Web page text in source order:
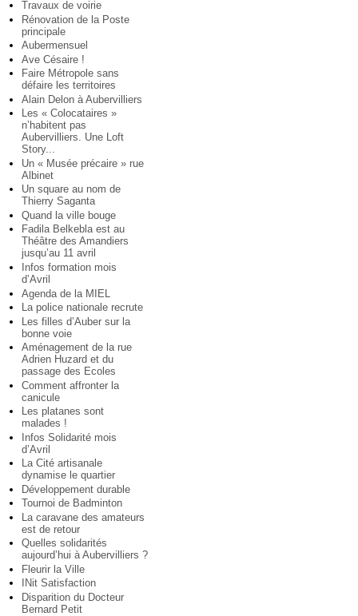
Travaux de voirie
Rénovation de la Poste
principale
Aubermensuel
Ave Césaire !
Faire Métropole sans
défaire les territoires
Alain Delon à Aubervilliers
Les « Colocataires »
n’habitent pas
Aubervilliers. Une Loft
Story...
Un « Musée précaire » rue
Albinet
Un square au nom de
Thierry Saganta
Quand la ville bouge
Fadila Belkebla est au
Théâtre des Amandiers
jusqu’au 11 avril
Infos formation mois
d’Avril
Agenda de la MIEL
La police nationale recrute
Les filles d’Auber sur la
bonne voie
Aménagement de la rue
Adrien Huzard et du
passage des Ecoles
Comment affronter la
canicule
Les platanes sont
malades !
Infos Solidarité mois
d’Avril
La Cité artisanale
dynamise le quartier
Développement durable
Tournoi de Badminton
La caravane des amateurs
est de retour
Quelles solidarités
aujourd’hui à Aubervilliers ?
Fleurir la Ville
INit Satisfaction
Disparition du Docteur
Bernard Petit